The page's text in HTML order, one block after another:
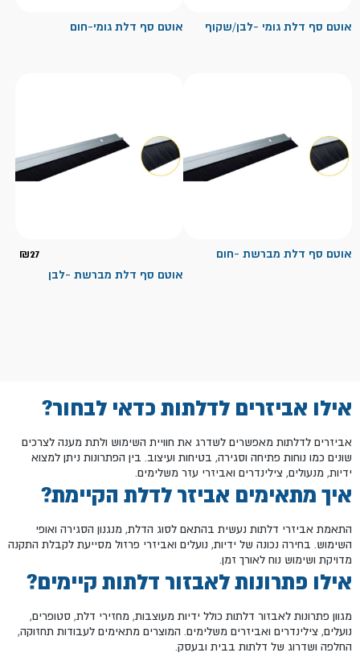
אוטם סף דלת גומי -לבן/שקוף אוטם סף דלת גומי-חום
אוטם סף דלת מברשת -חום ₪27
אוטם סף דלת מברשת -לבן
אילו אביזרים לדלתות כדאי לבחור?
אביזרים לדלתות מאפשרים לשדרג את חוויית השימוש ולתת מענה לצרכים
שונים כמו נוחות פתיחה וסגירה, בטיחות ועיצוב. בין הפתרונות ניתן למצוא
ידיות, מנעולים, צילינדרים ואביזרי עזר משלימים.
איך מתאימים אביזר לדלת הקיימת?
התאמת אביזרי דלתות נעשית בהתאם לסוג הדלת, מנגנון הסגירה ואופי
השימוש. בחירה נכונה של ידיות, נועלים ואביזרי פרזול מסייעת לקבלת התקנה
מדויקת ושימוש נוח לאורך זמן.
אילו פתרונות לאבזור דלתות קיימים?
מגוון פתרונות לאבזור דלתות כולל ידיות מעוצבות, מחזירי דלת, סטופרים,
נועלים, צילינדרים ואביזרים משלימים. המוצרים מתאימים לעבודות תחזוקה,
החלפה ושדרוג של דלתות בבית ובעסק.